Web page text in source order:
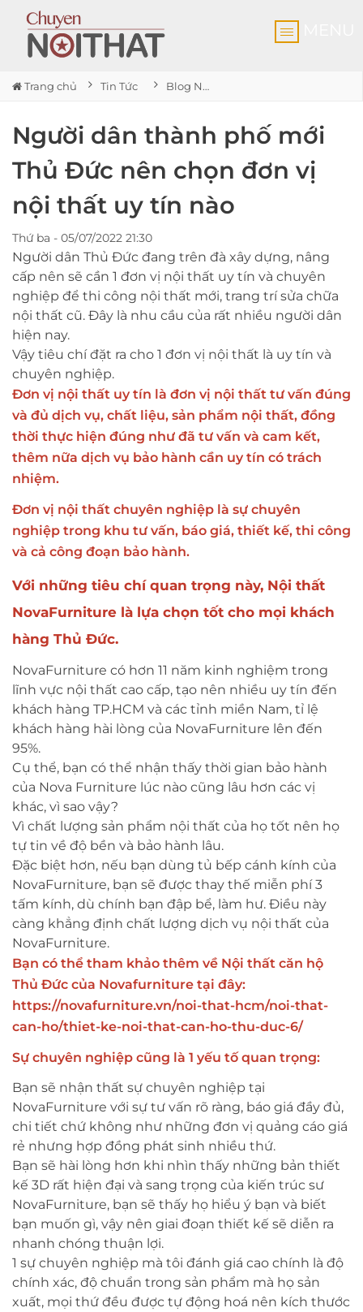
Trang chủ Tin Tức Blog Nội thất
Người dân thành phố mới
Thủ Đức nên chọn đơn vị
nội thất uy tín nào
Thứ ba - 05/07/2022 21:30
Người dân Thủ Đức đang trên đà xây dựng, nâng
cấp nên sẽ cần 1 đơn vị nội thất uy tín và chuyên
nghiệp để thi công nội thất mới, trang trí sửa chữa
nội thất cũ. Đây là nhu cầu của rất nhiều người dân
hiện nay.
Vậy tiêu chí đặt ra cho 1 đơn vị nội thất là uy tín và
chuyên nghiệp.
Đơn vị nội thất uy tín là đơn vị nội thất tư vấn đúng
và đủ dịch vụ, chất liệu, sản phẩm nội thất, đồng
thời thực hiện đúng như đã tư vấn và cam kết,
thêm nữa dịch vụ bảo hành cần uy tín có trách
nhiệm.
Đơn vị nội thất chuyên nghiệp là sự chuyên
nghiệp trong khu tư vấn, báo giá, thiết kế, thi công
và cả công đoạn bảo hành.
Với những tiêu chí quan trọng này, Nội thất
NovaFurniture là lựa chọn tốt cho mọi khách
hàng Thủ Đức.
NovaFurniture có hơn 11 năm kinh nghiệm trong
lĩnh vực nội thất cao cấp, tạo nên nhiều uy tín đến
khách hàng TP.HCM và các tỉnh miền Nam, tỉ lệ
khách hàng hài lòng của NovaFurniture lên đến
95%.
Cụ thể, bạn có thể nhận thấy thời gian bảo hành
của Nova Furniture lúc nào cũng lâu hơn các vị
khác, vì sao vậy?
Vì chất lượng sản phẩm nội thất của họ tốt nên họ
tự tin về độ bền và bảo hành lâu.
Đặc biệt hơn, nếu bạn dùng tủ bếp cánh kính của
NovaFurniture, bạn sẽ được thay thế miễn phí 3
tấm kính, dù chính bạn đập bể, làm hư. Điều này
càng khẳng định chất lượng dịch vụ nội thất của
NovaFurniture.
Bạn có thể tham khảo thêm về Nội thất căn hộ
Thủ Đức của Novafurniture tại đây:
https://novafurniture.vn/noi-that-hcm/noi-that-
can-ho/thiet-ke-noi-that-can-ho-thu-duc-6/​​​​​​​
Sự chuyên nghiệp cũng là 1 yếu tố quan trọng:
Bạn sẽ nhận thất sự chuyên nghiệp tại
NovaFurniture với sự tư vấn rõ ràng, báo giá đầy đủ,
chi tiết chứ không như những đơn vị quảng cáo giá
rẻ nhưng hợp đồng phát sinh nhiều thứ.
Bạn sẽ hài lòng hơn khi nhìn thấy những bản thiết
kế 3D rất hiện đại và sang trọng của kiến trúc sư
NovaFurniture, bạn sẽ thấy họ hiểu ý bạn và biết
bạn muốn gì, vậy nên giai đoạn thiết kế sẽ diễn ra
nhanh chóng thuận lợi.
1 sự chuyên nghiệp mà tôi đánh giá cao chính là độ
chính xác, độ chuẩn trong sản phẩm mà họ sản
xuất, mọi thứ đều được tự động hoá nên kích thước